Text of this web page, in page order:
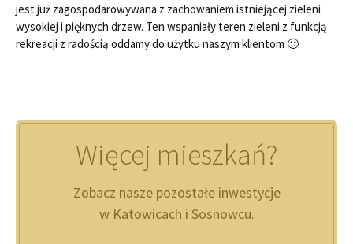
jest już zagospodarowywana z zachowaniem istniejącej zieleni
wysokiej i pięknych drzew. Ten wspaniały teren zieleni z funkcją
rekreacji z radością oddamy do użytku naszym klientom 🙂
Więcej mieszkań?
Zobacz nasze pozostałe inwestycje
w Katowicach i Sosnowcu.